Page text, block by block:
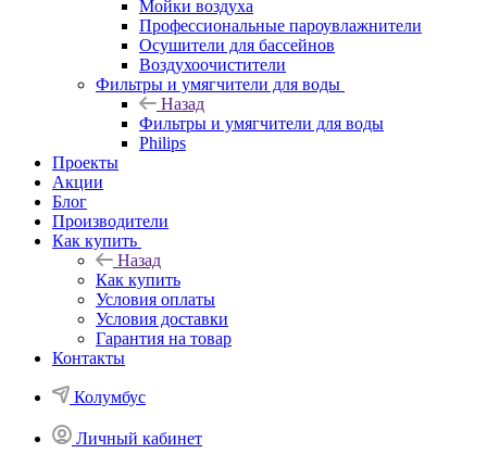
Мойки воздуха
Профессиональные пароувлажнители
Осушители для бассейнов
Воздухоочистители
Фильтры и умягчители для воды
Назад
Фильтры и умягчители для воды
Philips
Проекты
Акции
Блог
Производители
Как купить
Назад
Как купить
Условия оплаты
Условия доставки
Гарантия на товар
Контакты
Колумбус
Личный кабинет